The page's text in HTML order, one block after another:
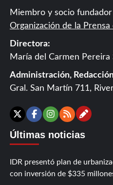
Miembro y socio
Organización de la
Directora:
María del Carmen Pereira
Administración,
Gral. San Martín 711,
X Facebook
Instagram
RSS
Últimas noticias
IDR presentó plan de
con inversión de $335